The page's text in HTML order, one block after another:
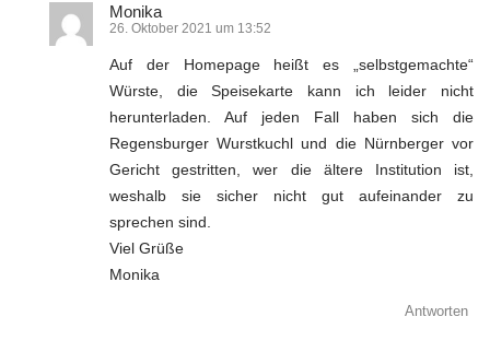
Monika
26. Oktober 2021 um 13:52
Auf der Homepage heißt es „selbstgemachte“
Würste, die Speisekarte kann ich leider nicht
herunterladen. Auf jeden Fall haben sich die
Regensburger Wurstkuchl und die Nürnberger vor
Gericht gestritten, wer die ältere Institution ist,
weshalb sie sicher nicht gut aufeinander zu
sprechen sind.
Viel Grüße
Monika
Antworten